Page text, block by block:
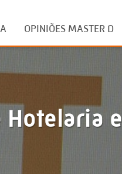
OPINIÕES MASTER D
Hotelaria e